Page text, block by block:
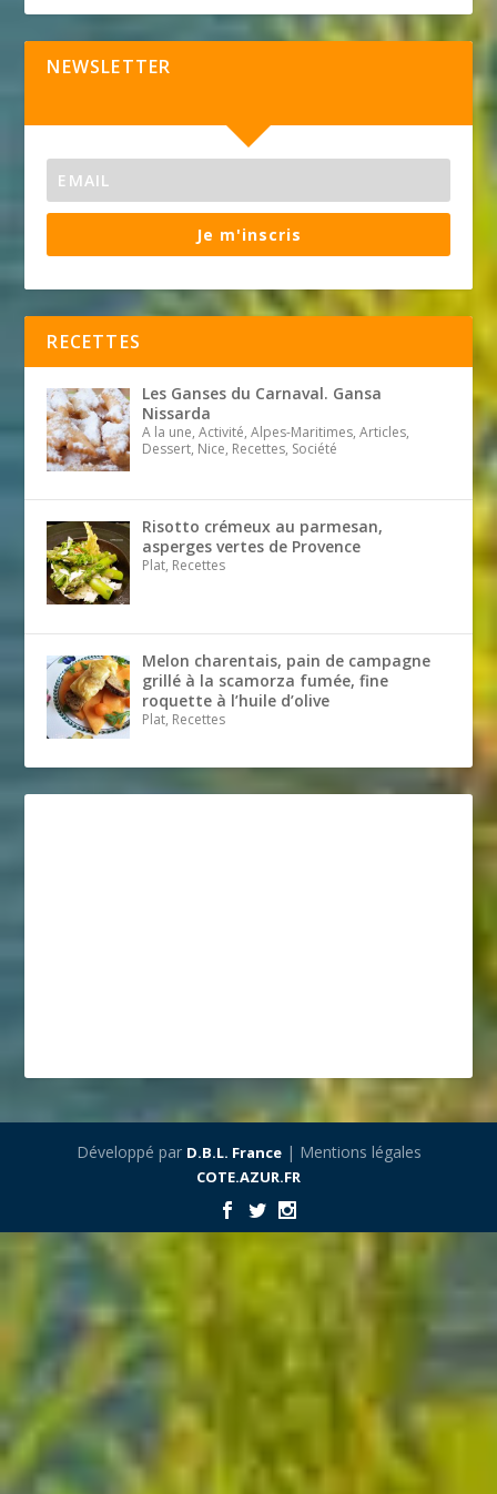
NEWSLETTER
Je m'inscris
RECETTES
Les Ganses du Carnaval. Gansa
Nissarda
A la une, Activité, Alpes-Maritimes, Articles,
Dessert, Nice, Recettes, Société
Risotto crémeux au parmesan,
asperges vertes de Provence
Plat, Recettes
Melon charentais, pain de campagne
grillé à la scamorza fumée, fine
roquette à l’huile d’olive
Plat, Recettes
Développé par D.B.L. France| Mentions légales
COTE.AZUR.FR